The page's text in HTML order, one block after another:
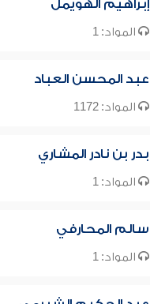
إبراهيم الهويمل
المواد: 1
عبد المحسن العباد
المواد: 1172
بدر بن نادر المشاري
المواد: 1
سالم المحارفي
المواد: 1